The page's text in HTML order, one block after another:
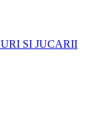
SI JUCARII